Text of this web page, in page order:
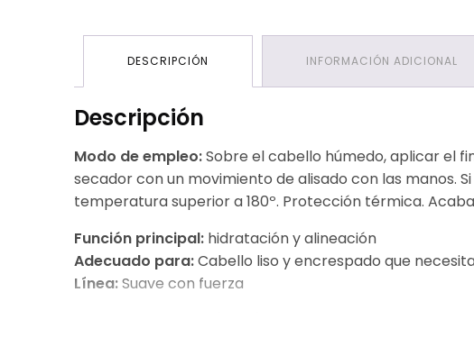
DESCRIPCIÓN INFORMACIÓN ADICIONAL
Descripción
Modo de empleo:Sobre el cabello húmedo, aplicar el
secador con un movimiento de alisado con las manos.
temperatura superior a 180º. Protección térmica.
Función principal: hidratación y alineación
Adecuado para:Cabello liso y encrespado que
Línea:Suave con fuerza
Aqua (agua), Sulfato de Sodio Laureth,